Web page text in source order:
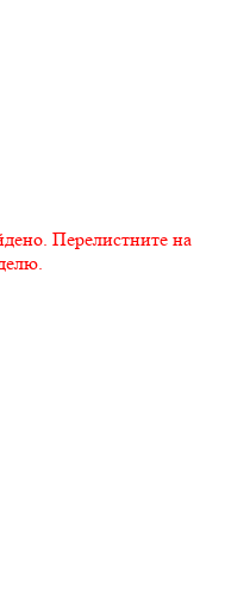
Перелистните на